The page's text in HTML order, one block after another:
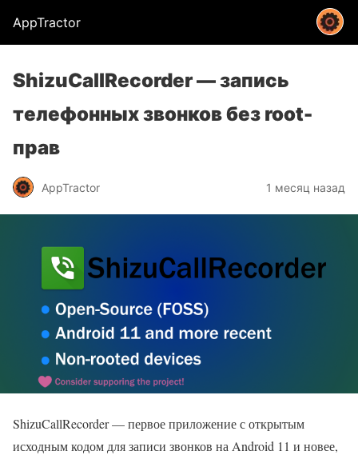
AppTractor
ShizuCallRecorder — запись
телефонных звонков без root-
прав
AppTractor 1 месяц назад
ShizuCallRecorder — первое приложение с открытым
исходным кодом для записи звонков на Android 11 и новее,